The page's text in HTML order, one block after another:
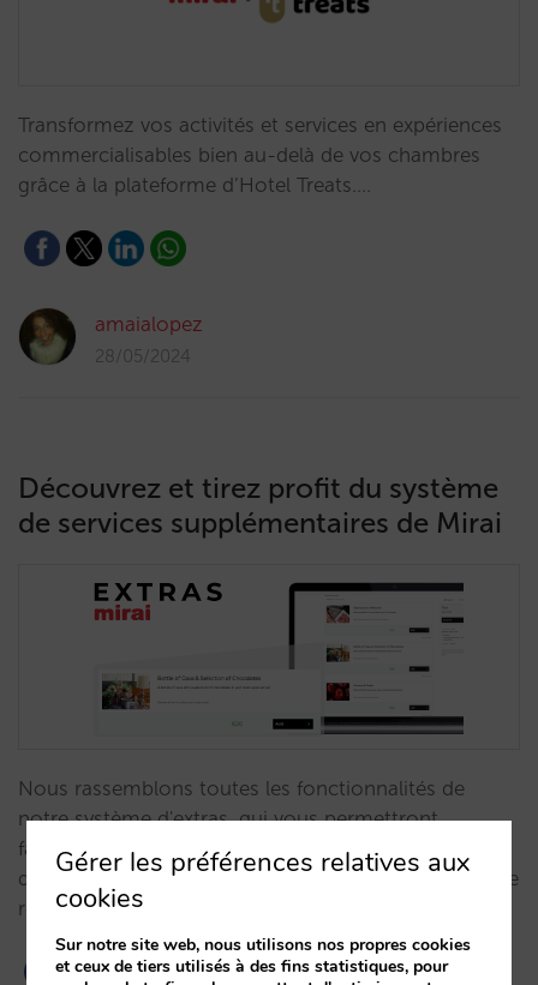
Transformez vos activités et services en expériences
commercialisables bien au-delà de vos chambres
grâce à la plateforme d’Hotel Treats.…
amaialopez
28/05/2024
Découvrez et tirez profit du système
de services supplémentaires de Mirai
Nous rassemblons toutes les fonctionnalités de
notre système d'extras, qui vous permettront
facilement de configurer une proposition
différentielle et d’augmenter votre valeur moyenne de
réservation.…
Gérer les préférences relatives aux
cookies
Sur notre site web, nous utilisons nos propres cookies
et ceux de tiers utilisés à des fins statistiques, pour